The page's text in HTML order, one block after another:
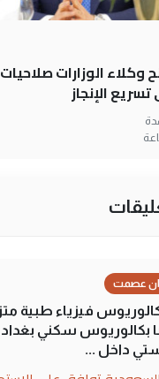
وكلاء الوزارات
الإنجاز
عصمت
فيزياء طبية
بكالوريوس سكني
داخل ...